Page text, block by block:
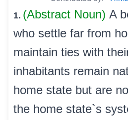
1. (Abstract Noun) A
who settle far from
maintain ties with
inhabitants remain
home state but are
the home state`s